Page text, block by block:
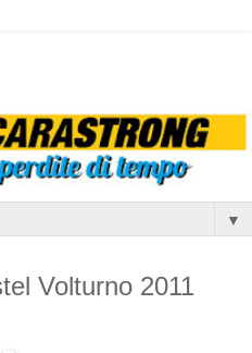
▼
Volturno 2011